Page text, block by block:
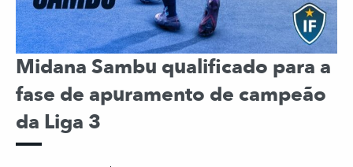
Midana Sambu qualificado para a
fase de apuramento de campeão
da Liga 3